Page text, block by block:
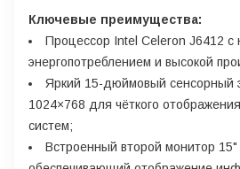
Ключевые преимущества:
Процессор Intel Celeron J6412 с
энергопотреблением и высокой
Яркий 15-дюймовый сенсорный
1024×768 для чёткого
систем;
Встроенный второй монитор